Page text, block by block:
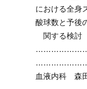
における全身
酸球数と予後
関する検討
血液内科 森